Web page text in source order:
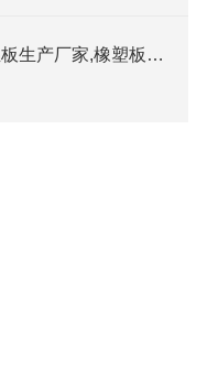
阻燃橡塑保温板生产厂家,橡塑板优质工厂